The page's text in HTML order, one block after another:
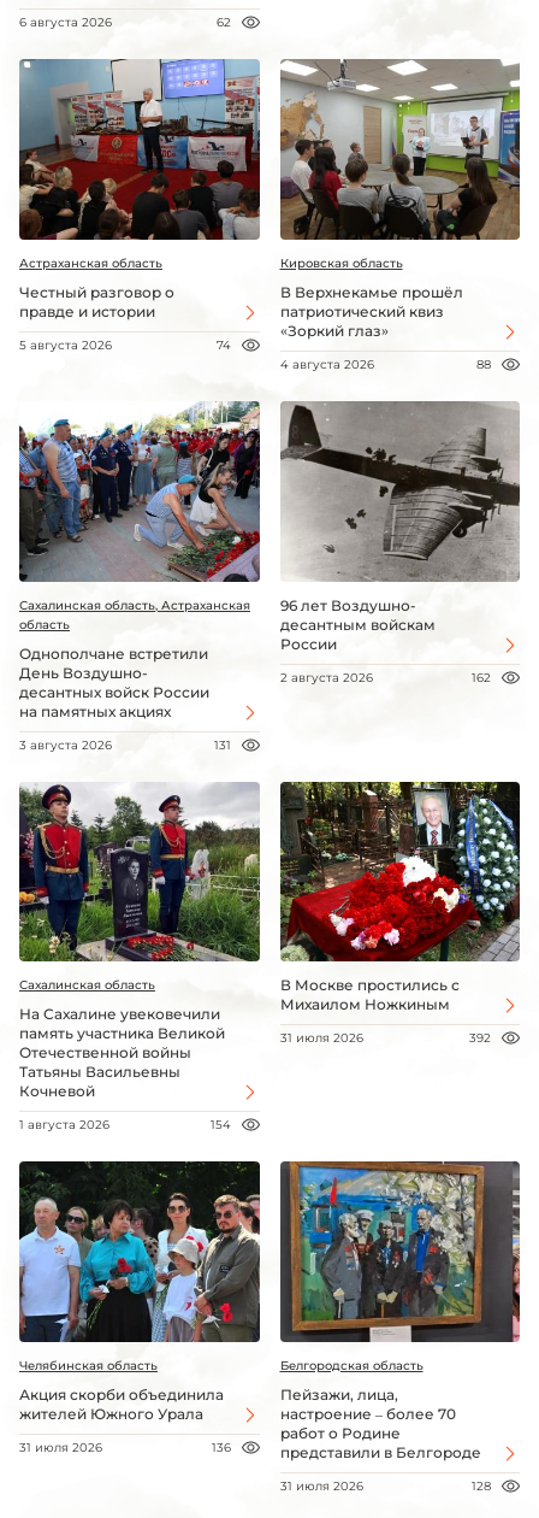
6 августа 2026 62
Астраханская область
Честный разговор о
правде и истории
5 августа 2026 74
Кировская область
В Верхнекамье прошёл
патриотический квиз
«Зоркий глаз»
4 августа 2026 88
Сахалинская область, Астраханская
область
Однополчане встретили
День Воздушно-
десантных войск России
на памятных акциях
3 августа 2026 131
96 лет Воздушно-
десантным войскам
России
2 августа 2026 162
Сахалинская область
На Сахалине увековечили
память участника Великой
Отечественной войны
Татьяны Васильевны
Кочневой
1 августа 2026 154
В Москве простились с
Михаилом Ножкиным
31 июля 2026 392
Челябинская область
Акция скорби объединила
жителей Южного Урала
31 июля 2026 136
Белгородская область
Пейзажи, лица,
настроение – более 70
работ о Родине
представили в Белгороде
31 июля 2026 128